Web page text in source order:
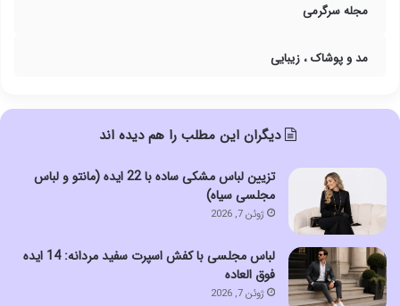
مجله سرگرمی
مد و پوشاک ، زیبایی
دیگران این مطلب را هم دیده اند
تزیین لباس مشکی ساده با 22 ایده (مانتو و لباس
مجلسی سیاه)
ژوئن 7, 2026
لباس مجلسی با کفش اسپرت سفید مردانه: 14 ایده
فوق العاده
ژوئن 7, 2026